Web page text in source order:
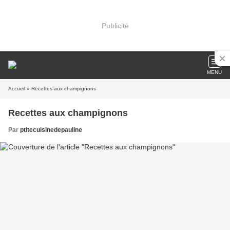
Publicité
MENU
Accueil » Recettes aux champignons
Recettes aux champignons
Par ptitecuisinedepauline